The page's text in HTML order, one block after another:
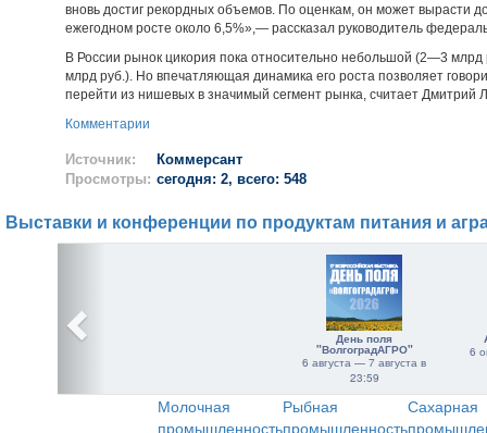
вновь достиг рекордных объемов. По оценкам, он может вырасти
ежегодном росте около 6,5%»,— рассказал руководитель
В России рынок цикория пока относительно небольшой (2—3
млрд руб.). Но впечатляющая динамика его роста позволяет
перейти из нишевых в значимый сегмент рынка, считает Дмитрий
Комментарии
Источник:
Коммерсант
Просмотры: сегодня: 2, всего: 548
Выставки и конференции по продуктам питания и
День поля
"ВолгоградАГРО"
6 августа — 7 августа в
23:59
6
Молочная
промышленность
Рыбная
промышленность
Сахарная